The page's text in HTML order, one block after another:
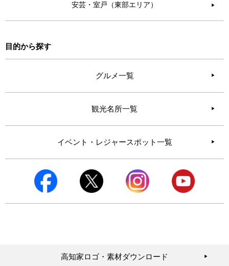
安芸・室戸（東部エリア） ▶︎
目的から探す
グルメ一覧
観光名所一覧
イベント・レジャースポット一覧
高知家ロゴ・素材ダウンロード ▶︎